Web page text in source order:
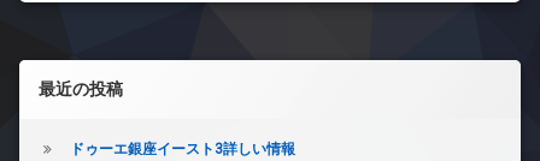
左サイドバー
最近の投稿
ドゥーエ銀座イースト3詳しい情報